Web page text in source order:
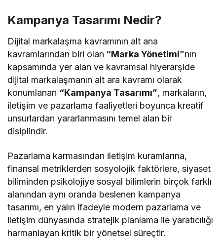
Kampanya Tasarımı Nedir?
Dijital markalaşma kavramının alt ana
kavramlarından biri olan “Marka Yönetimi”nın
kapsamında yer alan ve kavramsal hiyerarşide
dijital markalaşmanın alt ara kavramı olarak
konumlanan “Kampanya Tasarımı”, markaların,
iletişim ve pazarlama faaliyetleri boyunca kreatif
unsurlardan yararlanmasını temel alan bir
disiplindir.
Pazarlama karmasından iletişim kuramlarına,
finansal metriklerden sosyolojik faktörlere, siyaset
biliminden psikolojiye sosyal bilimlerin birçok farklı
alanından aynı oranda beslenen kampanya
tasarımı, en yalın ifadeyle modern pazarlama ve
iletişim dünyasında stratejik planlama ile yaratıcılığı
harmanlayan kritik bir yönetsel süreçtir.